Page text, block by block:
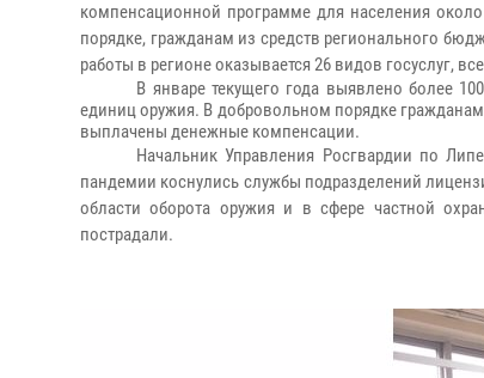
компенсационной программе для населения
порядке, гражданам из средств регионального
работы в регионе оказывается 26 видов госуслуг,
В январе текущего года выявлено более
единиц оружия. В добровольном порядке
выплачены денежные компенсации.
Начальник Управления Росгвардии по
пандемии коснулись службы подразделений
области оборота оружия и в сфере частной
пострадали.